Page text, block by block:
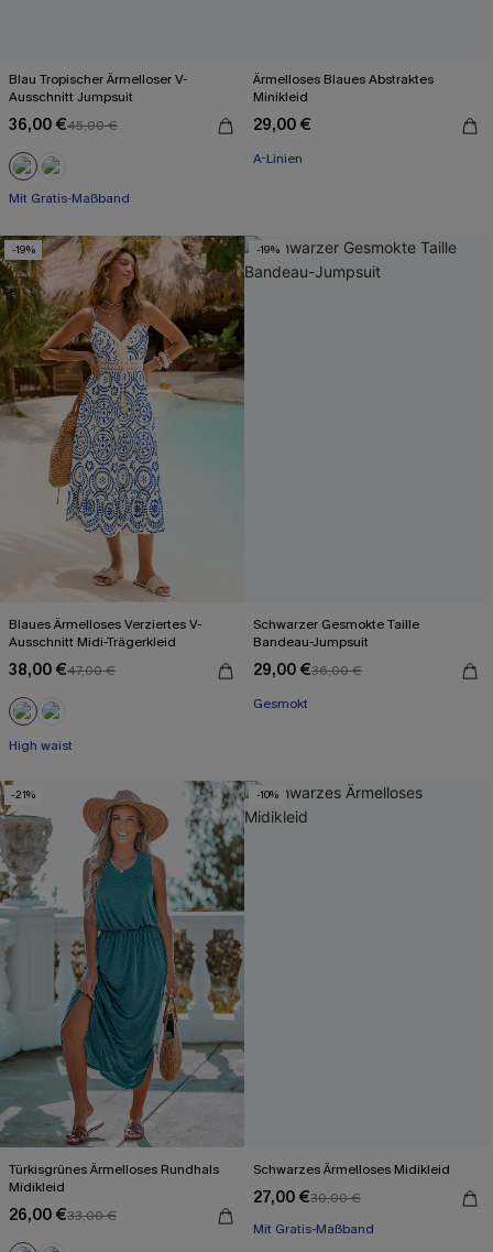
Blau Tropischer Ärmelloser V-
Ausschnitt Jumpsuit
36,00 €45,00 €
Mit Gratis-Maßband
Weites Bein
Ärmelloses Blaues Abstraktes
Minikleid
29,00 €
A-Linien
-19%
Blaues Ärmelloses Verziertes V-
Ausschnitt Midi-Trägerkleid
38,00 €47,00 €
High waist
-19%
Schwarzer Gesmokte Taille
Bandeau-Jumpsuit
29,00 €36,00 €
Gesmokt
-21%
Türkisgrünes Ärmelloses Rundhals
Midikleid
26,00 €33,00 €
-10%
Schwarzes Ärmelloses Midikleid
27,00 €30,00 €
Mit Gratis-Maßband
High waist